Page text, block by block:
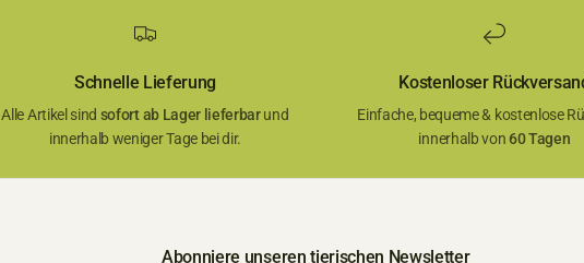
Schnelle Lieferung
Alle Artikel sind sofort ab Lager lieferbarund
innerhalb weniger Tage bei dir.
Kostenloser
Einfache, bequeme & kostenlose
innerhalb von60 Tagen
Abonniere unseren tierischen Newsletter